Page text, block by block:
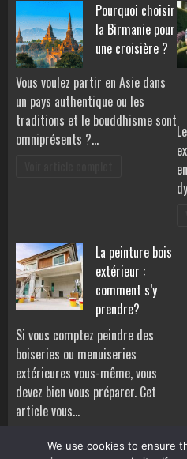
Pourquoi choisir
la Birmanie pour
une croisière ?
Vous voulez partir en Asie dans
un pays authentique ou les
traditions et le bouddhisme sont
omniprésents ?…
La peinture bois
extérieur :
comment s’y
prendre?
Si vous comptez peindre des
boiseries ou menuiseries
extérieures vous-même, vous
devez bien vous préparer. Cet
article vous…
Voir article complet
We use cookies to ensure